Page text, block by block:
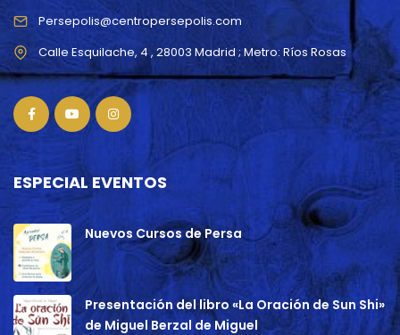
Persepolis@centropersepolis.com
ESPECIAL EVENTOS
Nuevos Cursos de Persa
Presentación del libro «La Oración de Sun Shi»
de Miguel Berzal de Miguel